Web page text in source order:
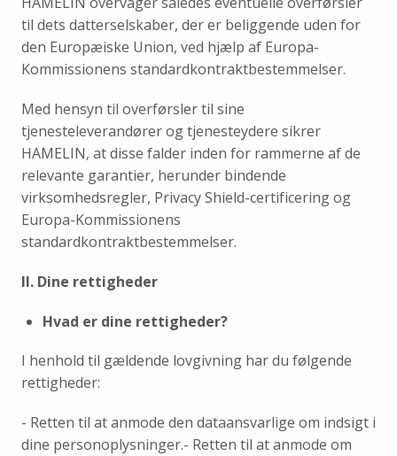
til dets datterselskaber, der er beliggende uden for
den Europæiske Union, ved hjælp af Europa-
Kommissionens standardkontraktbestemmelser.
Med hensyn til overførsler til sine
tjenesteleverandører og tjenesteydere sikrer
HAMELIN, at disse falder inden for rammerne af de
relevante garantier, herunder bindende
virksomhedsregler, Privacy Shield-certificering og
Europa-Kommissionens
standardkontraktbestemmelser.
II. Dine rettigheder
Hvad er dine rettigheder?
I henhold til gældende lovgivning har du følgende
rettigheder:
- Retten til at anmode den dataansvarlige om indsigt i
dine personoplysninger.- Retten til at anmode om